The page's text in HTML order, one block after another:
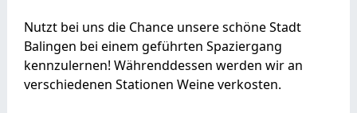
Nutzt bei uns die Chance unsere schöne Stadt
Balingen bei einem geführten Spaziergang
kennzulernen! Währenddessen werden wir an
verschiedenen Stationen Weine verkosten.